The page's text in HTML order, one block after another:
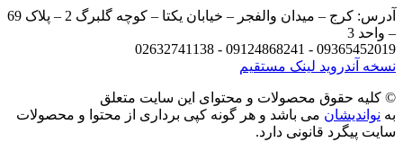
آدرس: کرج – میدان والفجر – خیابان یکتا – کوچه گلبرگ 2 – پلاک 69
3
09365452019 - 09124868241 -
آندرویدلینک مستقیم
حقوق محصولات و محتوای اين سایت متعلق
می باشد و هر گونه کپی برداری از محتوا و محصولات
پیگرد قانونی دارد.